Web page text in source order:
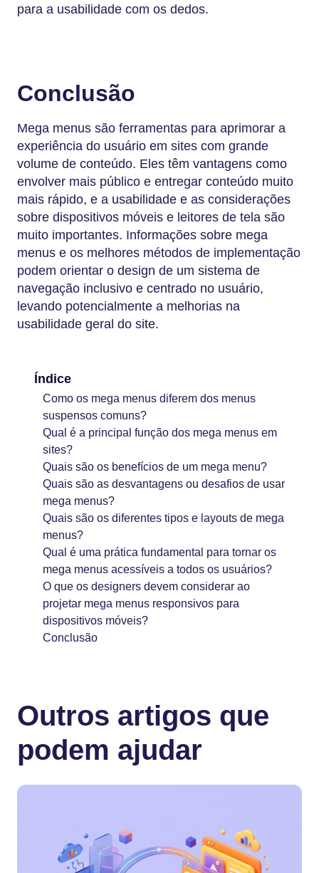
para a usabilidade com os dedos.
Conclusão
Mega menus são ferramentas para aprimorar a
experiência do usuário em sites com grande
volume de conteúdo. Eles têm vantagens como
envolver mais público e entregar conteúdo muito
mais rápido, e a usabilidade e as considerações
sobre dispositivos móveis e leitores de tela são
muito importantes. Informações sobre mega
menus e os melhores métodos de implementação
podem orientar o design de um sistema de
navegação inclusivo e centrado no usuário,
levando potencialmente a melhorias na
usabilidade geral do site.
Índice
Como os mega menus diferem dos menus
suspensos comuns?
Qual é a principal função dos mega menus em
sites?
Quais são os benefícios de um mega menu?
Quais são as desvantagens ou desafios de usar
mega menus?
Quais são os diferentes tipos e layouts de mega
menus?
Qual é uma prática fundamental para tornar os
mega menus acessíveis a todos os usuários?
O que os designers devem considerar ao
projetar mega menus responsivos para
dispositivos móveis?
Conclusão
Outros artigos que
podem ajudar